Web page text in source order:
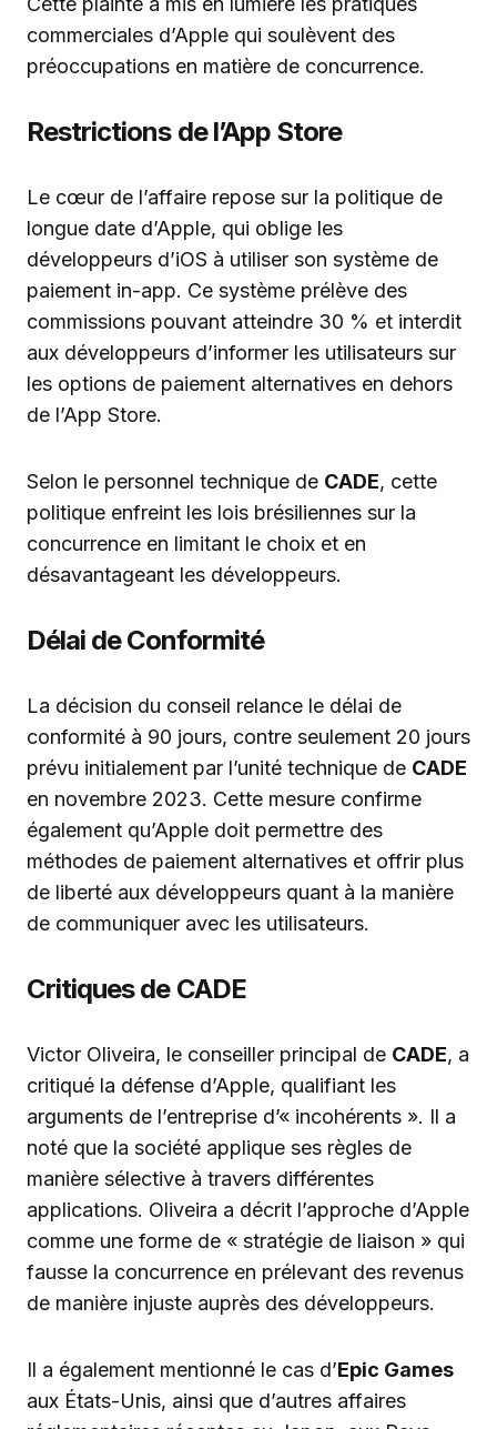
commerciales d’Apple qui soulèvent des
préoccupations en matière de concurrence.
Restrictions de l’App Store
Le cœur de l’affaire repose sur la politique de
longue date d’Apple, qui oblige les
développeurs d’iOS à utiliser son système de
paiement in-app. Ce système prélève des
commissions pouvant atteindre 30 % et interdit
aux développeurs d’informer les utilisateurs sur
les options de paiement alternatives en dehors
de l’App Store.
Selon le personnel technique de CADE, cette
politique enfreint les lois brésiliennes sur la
concurrence en limitant le choix et en
désavantageant les développeurs.
Délai de Conformité
La décision du conseil relance le délai de
conformité à 90 jours, contre seulement 20 jours
prévu initialement par l’unité technique de CADE
en novembre 2023. Cette mesure confirme
également qu’Apple doit permettre des
méthodes de paiement alternatives et offrir plus
de liberté aux développeurs quant à la manière
de communiquer avec les utilisateurs.
Critiques de CADE
Victor Oliveira, le conseiller principal de CADE, a
critiqué la défense d’Apple, qualifiant les
arguments de l’entreprise d’« incohérents ». Il a
noté que la société applique ses règles de
manière sélective à travers différentes
applications. Oliveira a décrit l’approche d’Apple
comme une forme de « stratégie de liaison » qui
fausse la concurrence en prélevant des revenus
de manière injuste auprès des développeurs.
Il a également mentionné le cas d’Epic Games
aux États-Unis, ainsi que d’autres affaires